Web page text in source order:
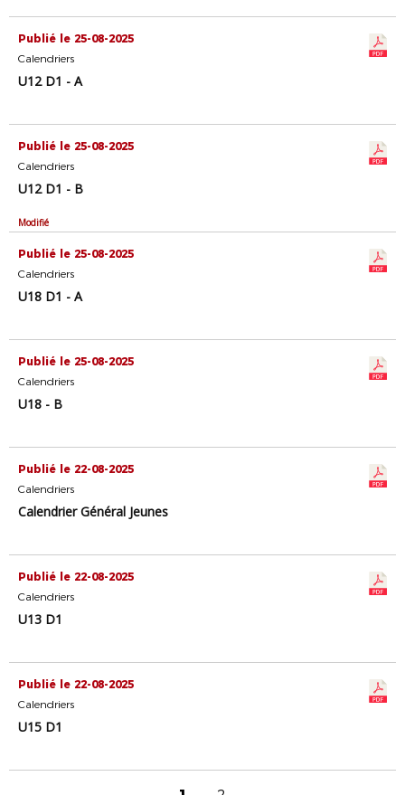
Publié le 25-08-2025
Calendriers
U12 D1 - A
Publié le 25-08-2025
Calendriers
U12 D1 - B
Modifié
Publié le 25-08-2025
Calendriers
U18 D1 - A
Publié le 25-08-2025
Calendriers
U18 - B
Publié le 22-08-2025
Calendriers
Calendrier Général Jeunes
Publié le 22-08-2025
Calendriers
U13 D1
Publié le 22-08-2025
Calendriers
U15 D1